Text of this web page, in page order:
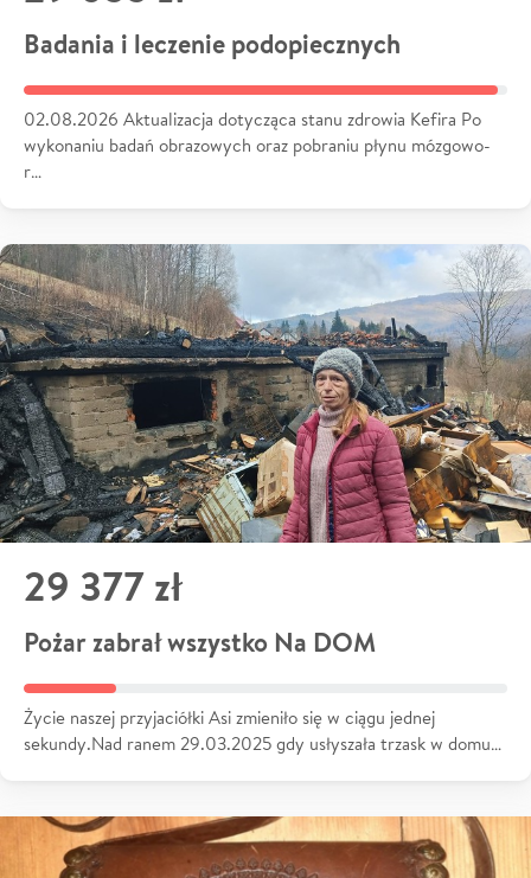
Badania i leczenie podopiecznych
02.08.2026 Aktualizacja dotycząca stanu zdrowia Kefira Po
wykonaniu badań obrazowych oraz pobraniu płynu mózgowo-
r…
29 377 zł
Pożar zabrał wszystko Na DOM
Życie naszej przyjaciółki Asi zmieniło się w ciągu jednej
sekundy.Nad ranem 29.03.2025 gdy usłyszała trzask w domu…